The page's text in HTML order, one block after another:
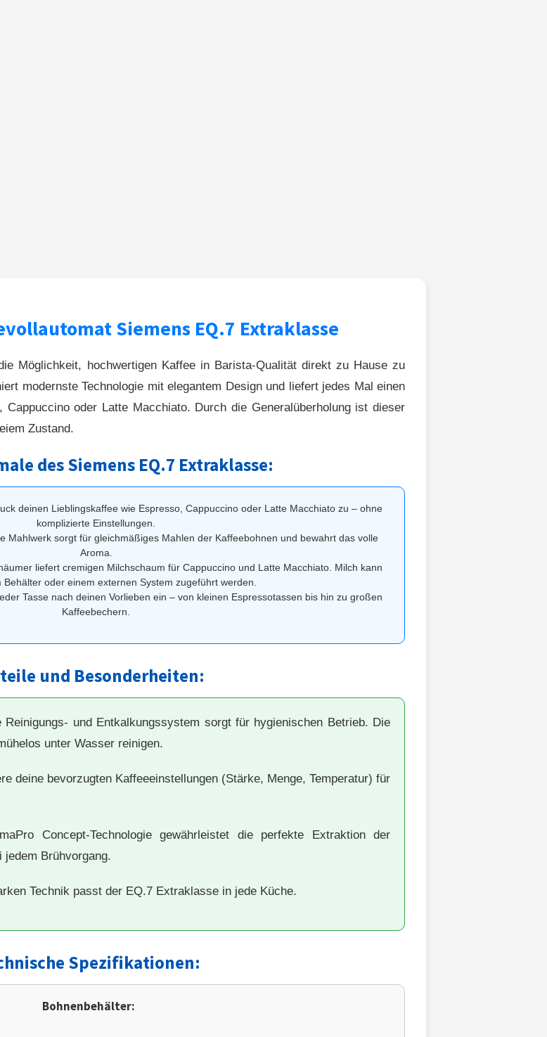
Siemens EQ.7 Extraklasse
Möglichkeit, hochwertigen Kaffee in Barista-Qualität direkt zu Hause zu
modernste Technologie mit elegantem Design und liefert jedes Mal einen
oder Latte Macchiato. Durch die Generalüberholung ist dieser
Zustand.
des Siemens EQ.7 Extraklasse:
deinen Lieblingskaffee wie Espresso, Cappuccino oder Latte Macchiato zu – ohne
komplizierte Einstellungen.
Mahlwerk sorgt für gleichmäßiges Mahlen der Kaffeebohnen und bewahrt das volle
Aroma.
liefert cremigen Milchschaum für Cappuccino und Latte Macchiato. Milch kann
Behälter oder einem externen System zugeführt werden.
Tasse nach deinen Vorlieben ein – von kleinen Espressotassen bis hin zu großen
Kaffeebechern.
und Besonderheiten:
Reinigungs- und Entkalkungssystem sorgt für hygienischen Betrieb. Die
unter Wasser reinigen.
deine bevorzugten Kaffeeeinstellungen (Stärke, Menge, Temperatur) für
Concept-Technologie gewährleistet die perfekte Extraktion der
Brühvorgang.
Technik passt der EQ.7 Extraklasse in jede Küche.
Spezifikationen:
Bohnenbehälter: